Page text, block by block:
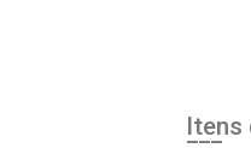
Itens